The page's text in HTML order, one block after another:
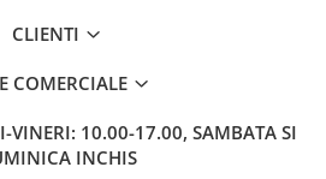
CLIENTI
COMERCIALE
VINERI: 10.00-17.00, SAMBATA SI
INCHIS